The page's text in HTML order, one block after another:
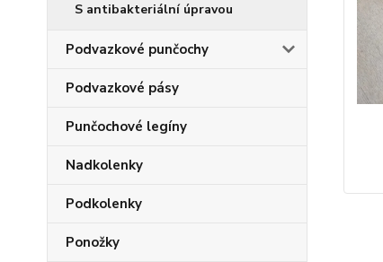
S antibakteriální úpravou
Podvazkové punčochy
Podvazkové pásy
Punčochové legíny
Nadkolenky
Podkolenky
Ponožky